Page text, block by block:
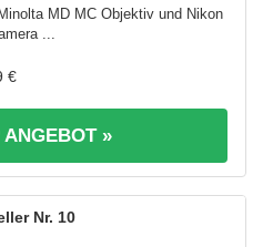
MD MC Objektiv und Nikon
...
€
ANGEBOT »
10